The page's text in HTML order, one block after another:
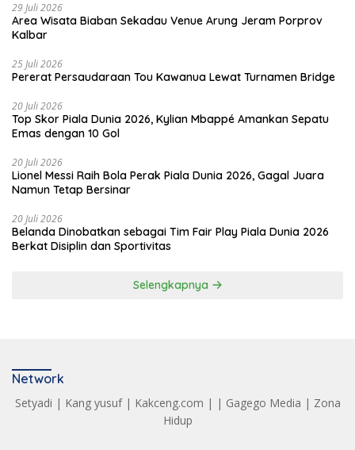
29 Juli 2026
Area Wisata Biaban Sekadau Venue Arung Jeram Porprov
Kalbar
25 Juli 2026
Pererat Persaudaraan Tou Kawanua Lewat Turnamen Bridge
20 Juli 2026
Top Skor Piala Dunia 2026, Kylian Mbappé Amankan Sepatu
Emas dengan 10 Gol
20 Juli 2026
Lionel Messi Raih Bola Perak Piala Dunia 2026, Gagal Juara
Namun Tetap Bersinar
20 Juli 2026
Belanda Dinobatkan sebagai Tim Fair Play Piala Dunia 2026
Berkat Disiplin dan Sportivitas
Selengkapnya
Network
Setyadi | Kang yusuf| Kakceng.com | | Gagego Media | Zona
Hidup